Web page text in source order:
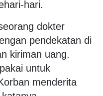
hari.
dokter
pendekatan di
kiriman uang.
untuk
menderita